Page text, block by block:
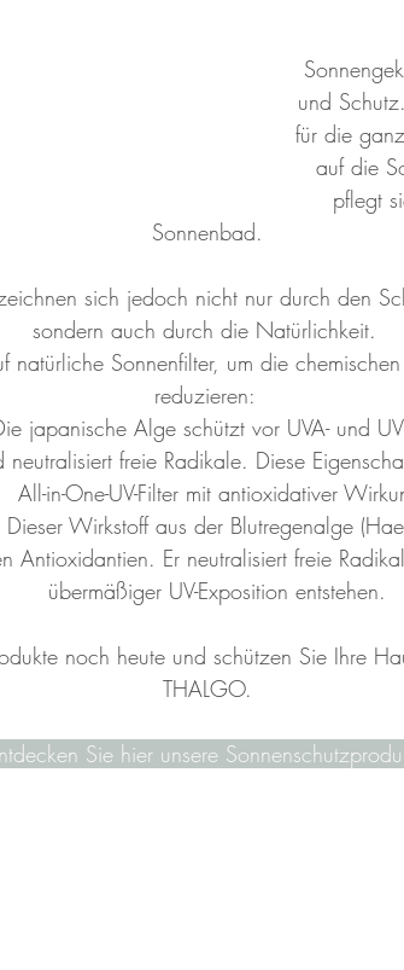
und
für die
auf die
pflegt
Sonnenbad.
sich jedoch nicht nur durch den
sondern auch durch die Natürlichkeit.
natürliche Sonnenfilter, um die
reduzieren:
japanische Alge schützt vor UVA- und
neutralisiert freie Radikale. Diese
All-in-One-UV-Filter mit antioxidativer
Dieser Wirkstoff aus der Blutregenalge
Antioxidantien. Er neutralisiert freie
übermäßiger UV-Exposition entstehen.
noch heute und schützen Sie Ihre
THALGO.
Sie hier unsere